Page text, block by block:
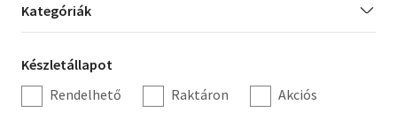
Hobbi, szabadidő
Irodalom
Kategória
szűrés
Kategóriák
Készletállapot
szűrés
Készletállapot
Rendelhető
Raktáron Akciós